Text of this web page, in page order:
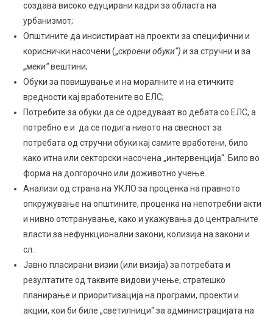
создава високо едуцирани кадри за областа на
урбанизмот;
Општините да инсистираат на проекти за специфични и
кориснички насочени („скроени обуки“) иза стручни и за
„меки“вештини;
Обуки за повишување и на моралните и на етичките
вредности кај вработените во ЕЛС;
Потребите за обуки да се одредуваат во дебата со ЕЛС, а
потребно е и да се подига нивото на свесност за
потребата од стручни обуки кај самите вработени, било
како итна или секторски насочена „интервенција“. Било во
форма на долгорочно или доживотно учење.
Анализи од страна на УКЛО за проценка на правното
опкружување на општините, проценка на непотребни акти
и нивно отстранување, како и укажувања до централните
власти за нефункционални закони, колизија на закони и
сл.
Јавно пласирани визии (или визија) за потребата и
резултатите од таквите видови учење, стратешко
планирање и приоритизација на програми, проекти и
акции, кои би биле „светилници“ за администрацијата на